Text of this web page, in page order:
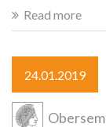
Read more
24.01.2019